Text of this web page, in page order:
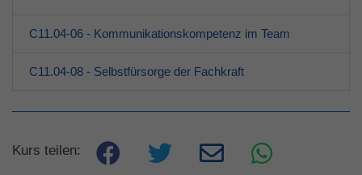
C11.04-06 - Kommunikationskompetenz im Team
C11.04-08 - Selbstfürsorge der Fachkraft
Kurs teilen: